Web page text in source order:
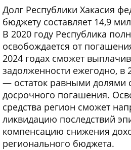
Долг Республики Хакасия
бюджету составляет 14,9
В 2020 году Республика
освобождается от
2024 годах сможет
задолженности ежегодно, в
— остаток равными долями
досрочного погашения.
средства регион сможет
ликвидацию последствий
компенсацию снижения
регионального бюджета.